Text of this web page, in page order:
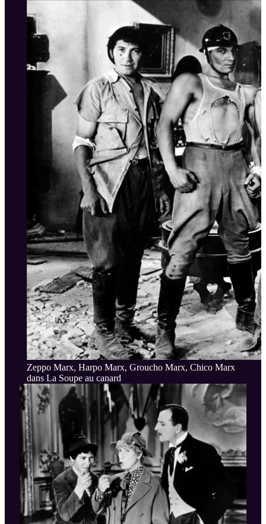
Zeppo Marx, Harpo Marx, Groucho Marx, Chico Marx
dans La Soupe au canard